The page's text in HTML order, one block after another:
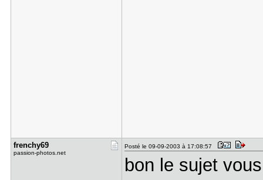
frenchy69
passion-photos.net
Posté le 09-09-2003 à 17:08:57
bon le sujet